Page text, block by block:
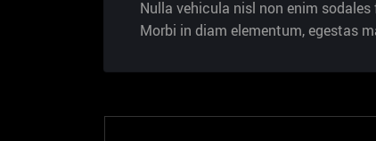
Nulla vehicula nisl non enim sodales
Morbi in diam elementum, egestas